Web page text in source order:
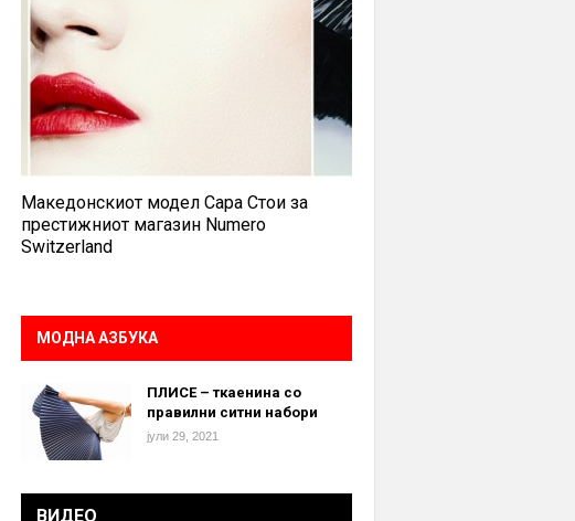
Македонскиот модел Сара Стои за
престижниот магазин Numero
Switzerland
МОДНА АЗБУКА
ПЛИСЕ – ткаенина со
правилни ситни набори
јули 29, 2021
ВИДЕО